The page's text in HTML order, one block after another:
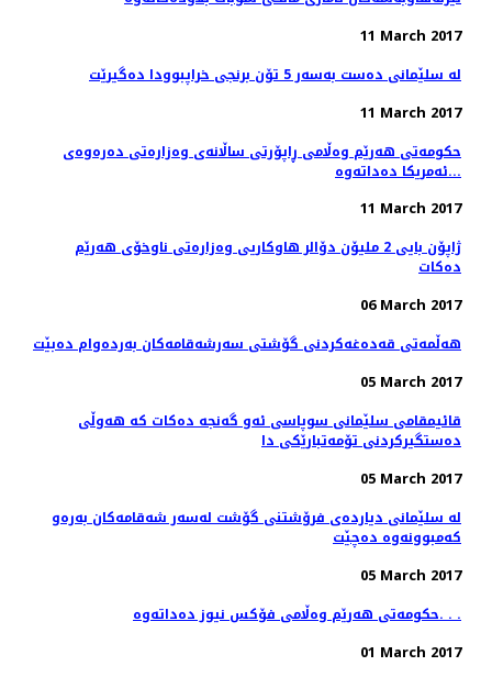
11 March 2017
له‌ سلێمانی ده‌ست به‌سه‌ر 5 تۆن برنجی خراپبوودا ده‌گیرێت
11 March 2017
حکومەتی هەرێم وەڵامی ڕاپۆرتی ساڵانەی وەزارەتی دەرەوەی
ئەمریکا دەداتەوە...
11 March 2017
ژاپۆن بایی 2 ملیۆن دۆالر هاوكاریی وەزارەتی ناوخۆی هەرێم
دەكات
06 March 2017
هه‌ڵمه‌تی قه‌ده‌غه‌كردنی گۆشتی سه‌رشه‌قامه‌كان به‌رده‌وام ده‌بێت
05 March 2017
قائیمقامی سلێمانی سوپاسی ئه‌و گه‌نجه‌ ده‌كات كه‌ هه‌وڵی
ده‌ستگیركردنی تۆمه‌تبارێكی دا
05 March 2017
له‌ سلێمانی دیارده‌ی فرۆشتنی گۆشت له‌سه‌ر شه‌قامه‌كان به‌ره‌و
كه‌مبوونه‌وه‌ ده‌چێت
05 March 2017
حکومەتی هەرێم وەڵامی فۆکس نیوز دەداتەوە. . .
01 March 2017